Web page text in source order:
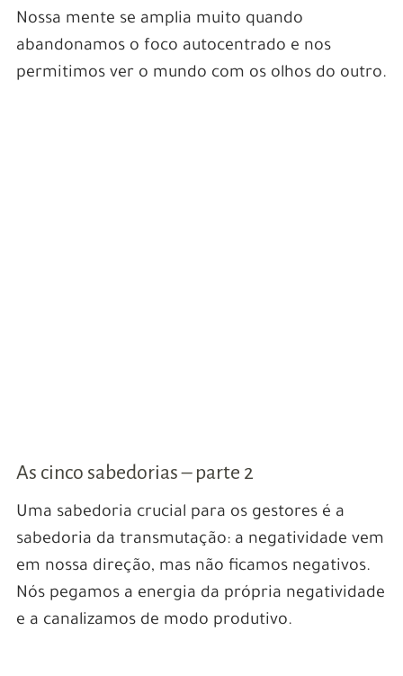
Nossa mente se amplia muito quando
abandonamos o foco autocentrado e nos
permitimos ver o mundo com os olhos do outro.
As cinco sabedorias – parte 2
Uma sabedoria crucial para os gestores é a
sabedoria da transmutação: a negatividade vem
em nossa direção, mas não ficamos negativos.
Nós pegamos a energia da própria negatividade
e a canalizamos de modo produtivo.